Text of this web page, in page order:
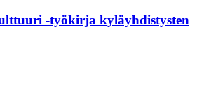
-työkirja kyläyhdistysten